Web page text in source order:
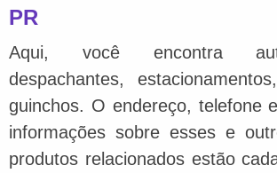
PR
Aqui, você encontra
despachantes,
guinchos. O endereço, telefone
informações sobre esses e
produtos relacionados estão